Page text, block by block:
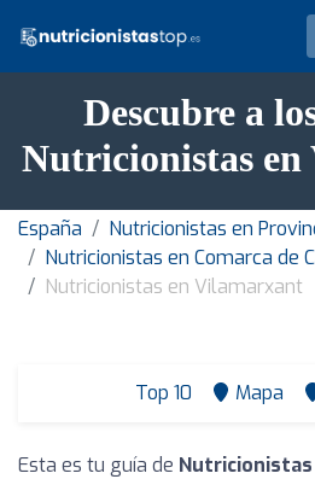
Descubre a
Nutricionistas
España
Nutricionistas en
Nutricionistas en Comarca de
Nutricionistas en Vilamarxant
Top 10 Mapa
Esta es tu guía de